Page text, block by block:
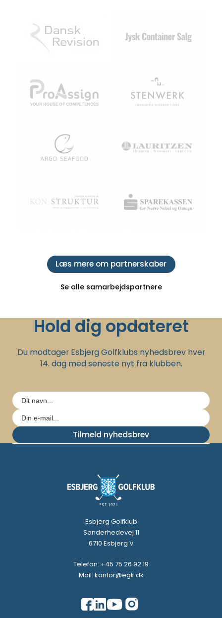
Læs mere om partnerskaber
Se alle samarbejdspartnere
Hold dig opdateret
Du modtager Esbjerg Golfklubs nyhedsbrev hver
14. dag med seneste nyt fra klubben.
Tilmeld nyhedsbrev
Esbjerg Golfklub
Sønderhedevej 11
6710 Esbjerg V
Telefon: +45 75 26 92 19
Mail: kontor@egk.dk